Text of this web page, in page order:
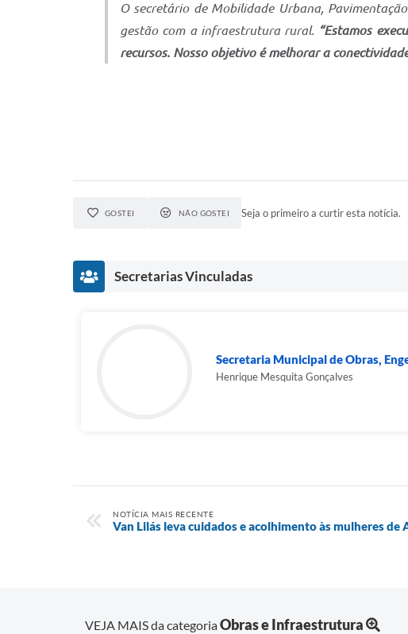
O secretário de Mobilidade Urbana,
gestão com a infraestrutura rural. “Estamos
recursos. Nosso objetivo é melhorar a
GOSTEI NÃO GOSTEI Seja o primeiro a curtir esta notícia.
Secretarias Vinculadas
Secretaria Municipal de Obras,
Henrique Mesquita Gonçalves
NOTÍCIA MAIS RECENTE
Van Lilás leva cuidados e acolhimento às mulheres de
VEJA MAIS da categoriaObras e Infraestrutura